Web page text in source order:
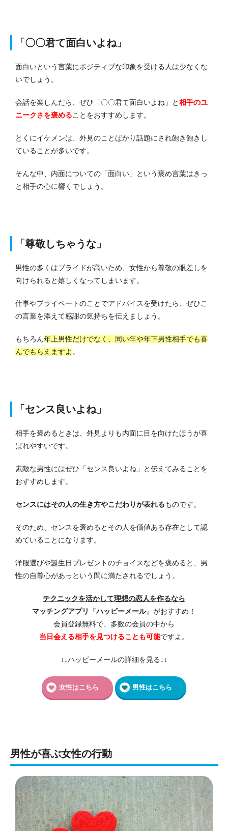
「〇〇君て面白いよね」
面白いという言葉にポジティブな印象を受ける人は少なくな
いでしょう。
会話を楽しんだら、ぜひ「〇〇君て面白いよね」と相手のユ
ニークさを褒めることをおすすめします。
とくにイケメンは、外見のことばかり話題にされ飽き飽きし
ていることが多いです。
そんな中、内面についての「面白い」という褒め言葉はきっ
と相手の心に響くでしょう。
「尊敬しちゃうな」
男性の多くはプライドが高いため、女性から尊敬の眼差しを
向けられると嬉しくなってしまいます。
仕事やプライベートのことでアドバイスを受けたら、ぜひこ
の言葉を添えて感謝の気持ちを伝えましょう。
もちろん年上男性だけでなく、同い年や年下男性相手でも喜
んでもらえますよ 。
「センス良いよね」
相手を褒めるときは、外見よりも内面に目を向けたほうが喜
ばれやすいです。
素敵な男性にはぜひ「センス良いよね」と伝えてみることを
おすすめします。
センスにはその人の生き方やこだわりが表れるものです。
そのため、センスを褒めるとその人を価値ある存在として認
めていることになります。
洋服選びや誕生日プレゼントのチョイスなどを褒めると、男
性の自尊心があっという間に満たされるでしょう。
テクニックを活かして理想の恋人を作るなら
マッチングアプリ
『ハッピーメール』がおすすめ！
会員登録無料で、多数の会員の中から
当日会える相手を見つけることも可能ですよ。
↓↓ハッピーメールの詳細を見る↓↓
女性はこちら 男性はこちら
男性が喜ぶ女性の行動